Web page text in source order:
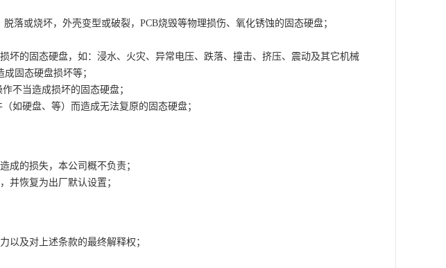
落或烧坏，外壳变型或破裂，PCB烧毁等物理损伤、氧化锈蚀的固态硬盘；
坏的固态硬盘，如：浸水、火灾、异常电压、跌落、撞击、挤压、震动及其它机械
固态硬盘损坏等；
不当造成损坏的固态硬盘；
如硬盘、等）而造成无法复原的固态硬盘；
成的损失，本公司概不负责；
并恢复为出厂默认设置；
以及对上述条款的最终解释权；